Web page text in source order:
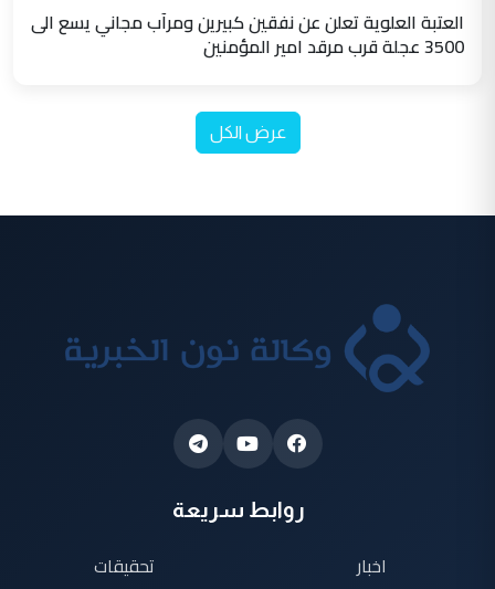
العتبة العلوية تعلن عن نفقين كبيرين ومرآب مجاني يسع الى
3500 عجلة قرب مرقد امير المؤمنين
عرض الكل
روابط سريعة
اخبار
تحقيقات